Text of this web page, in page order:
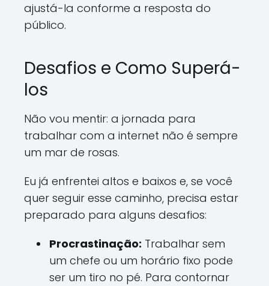
ajustá-la conforme a resposta do
público.
Desafios e Como Superá-
los
Não vou mentir: a jornada para
trabalhar com a internet não é sempre
um mar de rosas.
Eu já enfrentei altos e baixos e, se você
quer seguir esse caminho, precisa estar
preparado para alguns desafios:
Procrastinação: Trabalhar sem
um chefe ou um horário fixo pode
ser um tiro no pé. Para contornar